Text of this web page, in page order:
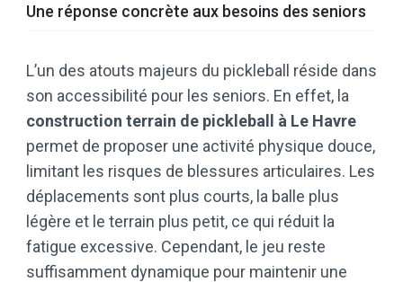
Une réponse concrète aux besoins des seniors
L’un des atouts majeurs du pickleball réside dans
son accessibilité pour les seniors. En effet, la
construction terrain de pickleball à Le Havre
permet de proposer une activité physique douce,
limitant les risques de blessures articulaires. Les
déplacements sont plus courts, la balle plus
légère et le terrain plus petit, ce qui réduit la
fatigue excessive. Cependant, le jeu reste
suffisamment dynamique pour maintenir une